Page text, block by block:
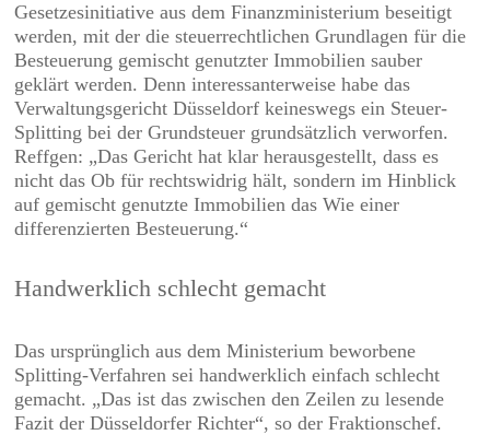
Gesetzesinitiative aus dem Finanzministerium beseitigt
werden, mit der die steuerrechtlichen Grundlagen für die
Besteuerung gemischt genutzter Immobilien sauber
geklärt werden. Denn interessanterweise habe das
Verwaltungsgericht Düsseldorf keineswegs ein Steuer-
Splitting bei der Grundsteuer grundsätzlich verworfen.
Reffgen: „Das Gericht hat klar herausgestellt, dass es
nicht das Ob für rechtswidrig hält, sondern im Hinblick
auf gemischt genutzte Immobilien das Wie einer
differenzierten Besteuerung.“
Handwerklich schlecht gemacht
Das ursprünglich aus dem Ministerium beworbene
Splitting-Verfahren sei handwerklich einfach schlecht
gemacht. „Das ist das zwischen den Zeilen zu lesende
Fazit der Düsseldorfer Richter“, so der Fraktionschef.